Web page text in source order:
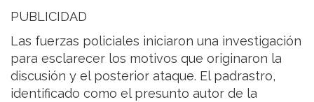
PUBLICIDAD
Las fuerzas policiales iniciaron una investigación
para esclarecer los motivos que originaron la
discusión y el posterior ataque. El padrastro,
identificado como el presunto autor de la